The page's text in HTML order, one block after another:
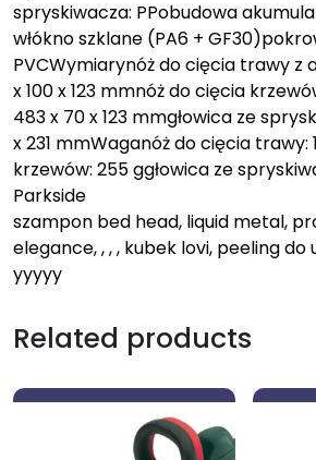
spryskiwacza: PPobudowa
włókno szklane (PA6 +
PVCWymiarynóż do cięcia trawy z
x 100 x 123 mmnóż do cięcia
483 x 70 x 123 mmgłowica ze
x 231 mmWaganóż do cięcia trawy:
krzewów: 255 ggłowica ze
Parkside
szampon bed head, liquid metal,
elegance, , , , kubek lovi, peeling do
yyyyy
Related products